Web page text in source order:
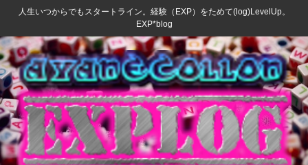
人生いつからでもスタートライン。経験（EXP）をためて(log)LevelUp。
EXP*blog